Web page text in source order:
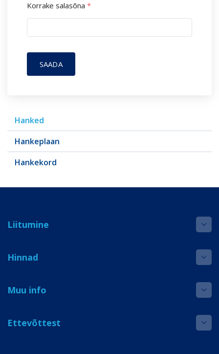
Hanked
Hankeplaan
Hankekord
Korrake salasõna *
SAADA
Liitumine
Hinnad
Muu info
Ettevõttest